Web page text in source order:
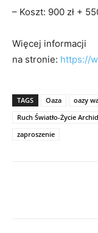
– Koszt: 900 zł +
Więcej informacji
na stronie: https://
TAGS Oaza oazy
Ruch Światło-Życie
zaproszenie